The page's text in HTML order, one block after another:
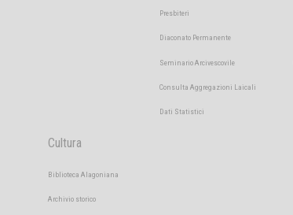
Presbiteri
Diaconato Permanente
Seminario Arcivescovile
Consulta Aggregazioni Laicali
Dati Statistici
Cultura
Biblioteca Alagoniana
Archivio storico